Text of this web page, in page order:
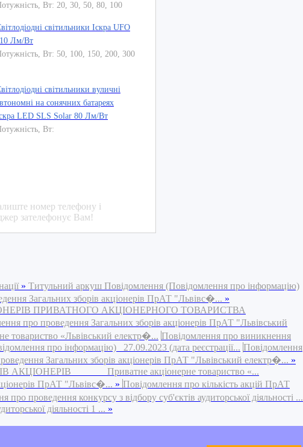
Вт: 20, 30, 50, 80, 100
світильники Іскра UFO
Лм/Вт
Вт: 50, 100, 150, 200, 300
світильники вуличні
на сонячних батареях
LED SLS Solar 80 Лм/Вт
Вт:
номер телефону і
зателефонує Вам!
» Титульний аркуш Повідомлення (Повідомлення про інформацію)
Загальних зборів акціонерів ПрАТ "Львівс�... »
ПРИВАТНОГО АКЦІОНЕРНОГО ТОВАРИСТВА
про проведення Загальних зборів акціонерів ПрАТ "Львівський
«Львівський електр�... Повідомлення про виникнення
про інформацію) 27.09.2023 (дата реєстрації... Повідомлення
Загальних зборів акціонерів ПрАТ "Львівський електр�... »
Приватне акціонерне товариство «...
ПрАТ "Львівс�... » Повідомлення про кількість акцій ПрАТ
про проведення конкурсу з відбору суб'єктів аудиторської діяльності ...
діяльності 1 ... »